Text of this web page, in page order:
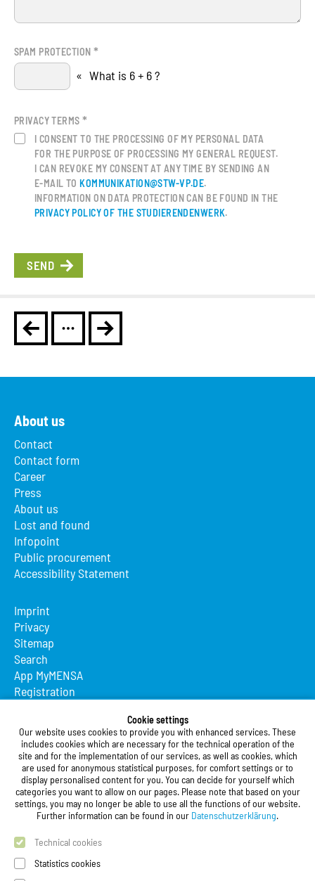
Cookie settings
Our website uses cookies to provide you with enhanced services. These
includes cookies which are necessary for the technical operation of the
site and for the implementation of our services, as well as cookies, which
are used for anonymous statistical purposes, for comfort settings or to
display personalised content for you. You can decide for yourself which
categories you want to allow on our pages. Please note that based on your
settings, you may no longer be able to use all the functions of our website.
Further information can be found in our Datenschutzerklärung.
Technical cookies
Statistics cookies
SPAM PROTECTION *
« What is 6 + 6 ?
PRIVACY TERMS*
I CONSENT TO THE PROCESSING OF MY PERSONAL DATA
FOR THE PURPOSE OF PROCESSING MY GENERAL REQUEST.
I CAN REVOKE MY CONSENT AT ANY TIME BY SENDING AN
E-MAIL TOKOMMUNIKATION@STW-VP.DE.
INFORMATION ON DATA PROTECTION CAN BE FOUND IN THE
PRIVACY POLICY OF THE STUDIERENDENWERK.
About us
Contact
Contact form
Career
Press
About us
Lost and found
Infopoint
Public procurement
Accessibility Statement
Imprint
Privacy
Sitemap
Search
App MyMENSA
Registration
Studierendenwerk Vorderpfalz
Studierendenwerk Vorderpfalz
Public Body
Xylanderstraße 17
76829 Landau in der Pfalz
Phone:+49 6341 9179 0
Fax: +49 (0)6341 9179 16
E-Mail: